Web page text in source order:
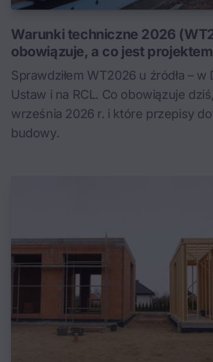
Warunki techniczne 2026
obowiązuje, a co jest projektem
Sprawdziłem WT2026 u źródła – w
Ustaw i na RCL. Co obowiązuje
września 2026 r. i które przepisy
budowy.